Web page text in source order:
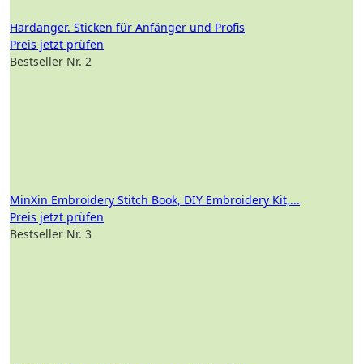
Hardanger. Sticken für Anfänger und Profis
Preis jetzt prüfen
Bestseller Nr. 2
MinXin Embroidery Stitch Book, DIY Embroidery Kit,...
Preis jetzt prüfen
Bestseller Nr. 3